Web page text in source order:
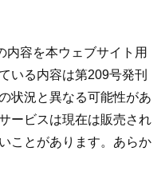
内容を本ウェブサイト用
いる内容は第209号発刊
状況と異なる可能性があ
ービスは現在は販売され
ことがあります。あらか